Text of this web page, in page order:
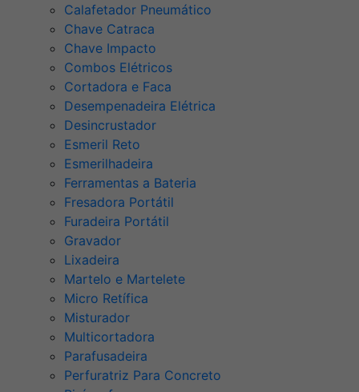
Calafetador Pneumático
Chave Catraca
Chave Impacto
Combos Elétricos
Cortadora e Faca
Desempenadeira Elétrica
Desincrustador
Esmeril Reto
Esmerilhadeira
Ferramentas a Bateria
Fresadora Portátil
Furadeira Portátil
Gravador
Lixadeira
Martelo e Martelete
Micro Retífica
Misturador
Multicortadora
Parafusadeira
Perfuratriz Para Concreto